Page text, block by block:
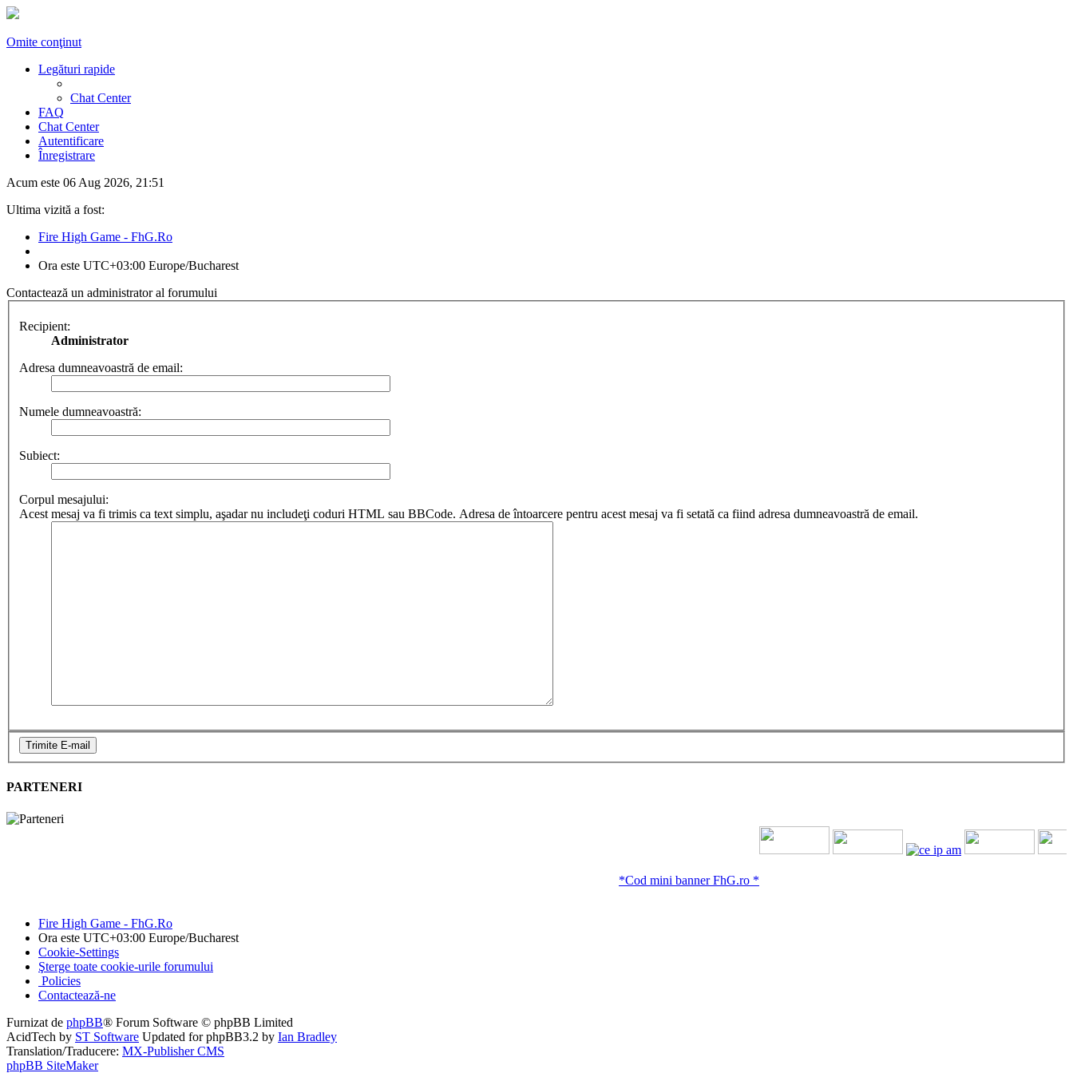
Omite conţinut
Legături rapide
Chat Center
FAQ
Chat Center
Autentificare
Înregistrare
Acum este 06 Aug 2026, 21:51
Ultima vizită a fost:
Fire High Game - FhG.Ro
Ora este UTC+03:00 Europe/Bucharest
Contactează un administrator al forumului
Recipient:
Administrator
Adresa dumneavoastră de email:
Numele dumneavoastră:
Subiect:
Corpul mesajului:
Acest mesaj va fi trimis ca text simplu, aşadar nu includeţi coduri HTML sau BBCode. Adresa de întoarcere pentru acest mesaj va fi setată ca fiind adresa dumneavoastră de email.
PARTENERI
*Cod mini banner FhG.ro *
Fire High Game - FhG.Ro
Ora este UTC+03:00 Europe/Bucharest
Cookie-Settings
Şterge toate cookie-urile forumului
Policies
Contactează-ne
Furnizat de phpBB® Forum Software © phpBB Limited
AcidTech by ST Software Updated for phpBB3.2 by Ian Bradley
Translation/Traducere: MX-Publisher CMS
phpBB SiteMaker